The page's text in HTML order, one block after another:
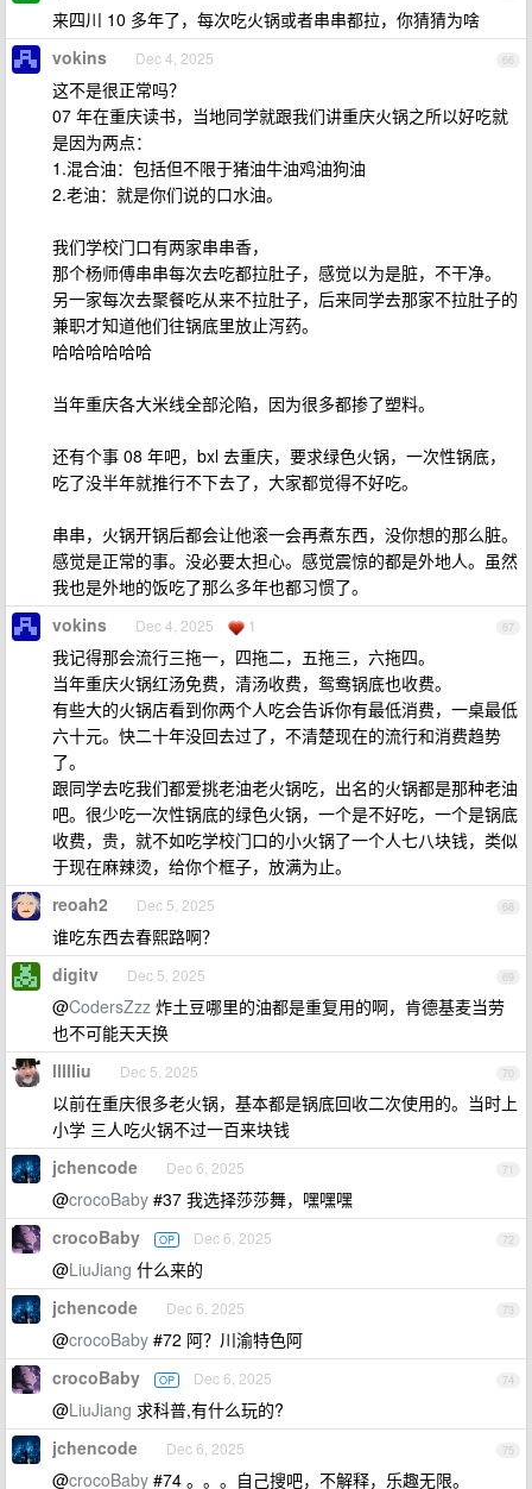
来四川 10 多年了，每次吃火锅或者串串都拉，你猜猜为啥
66
vokins Dec 4, 2025
这不是很正常吗？
07 年在重庆读书，当地同学就跟我们讲重庆火锅之所以好吃就
是因为两点：
1.混合油：包括但不限于猪油牛油鸡油狗油
2.老油：就是你们说的口水油。
我们学校门口有两家串串香，
那个杨师傅串串每次去吃都拉肚子，感觉以为是脏，不干净。
另一家每次去聚餐吃从来不拉肚子，后来同学去那家不拉肚子的
兼职才知道他们往锅底里放止泻药。
哈哈哈哈哈哈
当年重庆各大米线全部沦陷，因为很多都掺了塑料。
还有个事 08 年吧，bxl 去重庆，要求绿色火锅，一次性锅底，
吃了没半年就推行不下去了，大家都觉得不好吃。
串串，火锅开锅后都会让他滚一会再煮东西，没你想的那么脏。
感觉是正常的事。没必要太担心。感觉震惊的都是外地人。虽然
我也是外地的饭吃了那么多年也都习惯了。
67
vokins Dec 4, 2025 1
我记得那会流行三拖一，四拖二，五拖三，六拖四。
当年重庆火锅红汤免费，清汤收费，鸳鸯锅底也收费。
有些大的火锅店看到你两个人吃会告诉你有最低消费，一桌最低
六十元。快二十年没回去过了，不清楚现在的流行和消费趋势
了。
跟同学去吃我们都爱挑老油老火锅吃，出名的火锅都是那种老油
吧。很少吃一次性锅底的绿色火锅，一个是不好吃，一个是锅底
收费，贵，就不如吃学校门口的小火锅了一个人七八块钱，类似
于现在麻辣烫，给你个框子，放满为止。
68
reoah2 Dec 5, 2025
谁吃东西去春熙路啊？
69
digitv Dec 5, 2025
@CodersZzz 炸土豆哪里的油都是重复用的啊，肯德基麦当劳
也不可能天天换
70
llllliu Dec 5, 2025
以前在重庆很多老火锅，基本都是锅底回收二次使用的。当时上
小学 三人吃火锅不过一百来块钱
71
jchencode Dec 6, 2025
@crocoBaby #37 我选择莎莎舞，嘿嘿嘿
72
crocoBaby OP Dec 6, 2025
@LiuJiang 什么来的
73
jchencode Dec 6, 2025
@crocoBaby #72 阿？川渝特色阿
74
crocoBaby OP Dec 6, 2025
@LiuJiang 求科普,有什么玩的?
75
jchencode Dec 6, 2025
@crocoBaby #74 。。。自己搜吧，不解释，乐趣无限。